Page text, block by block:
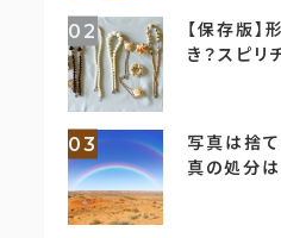
02
【保存版】
き？スピリ
03
写真は捨
真の処分